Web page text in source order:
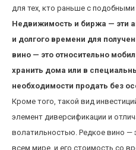
для тех, кто раньше с
Недвижимость и биржа — эти
и долгого времени для
вино — это относительно
хранить дома или в
необходимости продать без
Кроме того, такой вид
элемент диверсификации и
волатильностью. Редкое вино —
всем мире, и его стоимость со